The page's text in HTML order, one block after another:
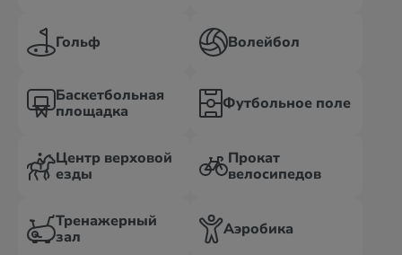
Гольф Волейбол
Баскетбольная
площадка
Футбольное поле
Центр верховой
езды
Прокат
велосипедов
Тренажерный
зал
Аэробика